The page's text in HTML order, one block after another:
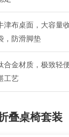
津布桌面，大容量
，防滑脚垫
合金材质，极致轻
工艺
叠桌椅套装